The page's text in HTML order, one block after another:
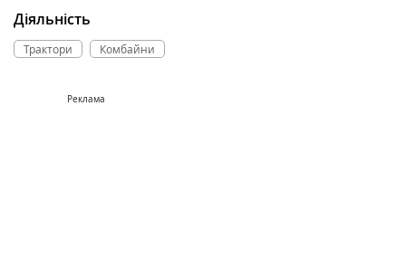
Діяльність
Трактори Комбайни
Реклама